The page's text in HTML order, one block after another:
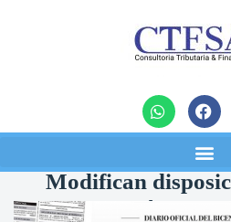
noticias
Modifican
bancarización D.L.